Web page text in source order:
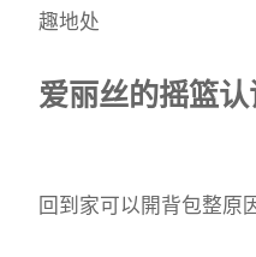
趣地处
爱丽丝的摇篮认
回到家可以開背包整原